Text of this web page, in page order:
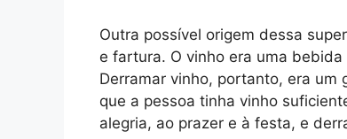
Outra possível origem dessa
e fartura. O vinho era uma
Derramar vinho, portanto, era
que a pessoa tinha vinho
alegria, ao prazer e à festa, e